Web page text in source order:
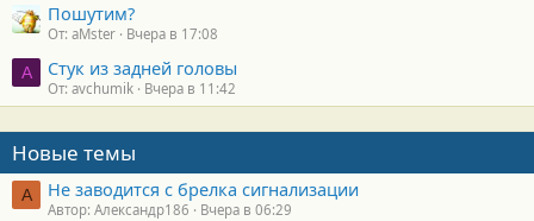
Пошутим?
От: aMster Вчера в 17:08
A Стук из задней головы
От: avchumik Вчера в 11:42
Новые темы
А Не заводится с брелка сигнализации
Автор: Александр186 Вчера в 06:29